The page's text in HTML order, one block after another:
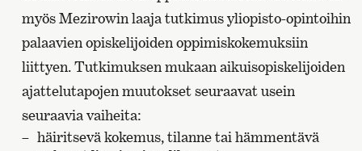
myös Mezirowin laaja tutkimus yliopisto-opintoihin
palaavien opiskelijoiden oppimiskokemuksiin
liittyen. Tutkimuksen mukaan aikuisopiskelijoiden
ajattelutapojen muutokset seuraavat usein
seuraavia vaiheita:
häiritsevä kokemus, tilanne tai hämmentävä